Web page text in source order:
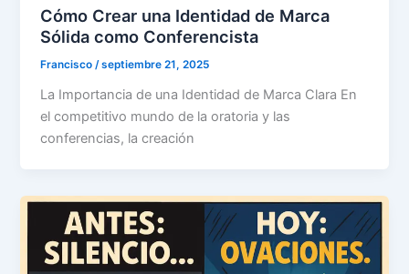
Cómo Crear una Identidad de Marca
Sólida como Conferencista
Francisco/septiembre 21, 2025
La Importancia de una Identidad de Marca Clara En
el competitivo mundo de la oratoria y las
conferencias, la creación